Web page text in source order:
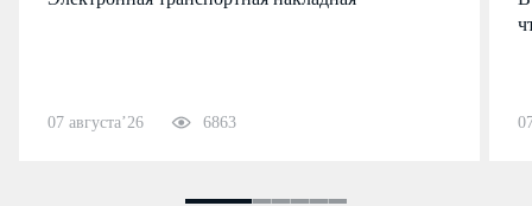
07 августа’26 6863